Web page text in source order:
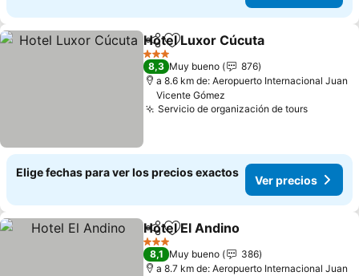
CompartirAgregar a favoritos
Hotel Luxor Cúcuta
3 Estrellas
8,3 Muy bueno
876
a 8.6 km de: Aeropuerto Internacional Juan
Vicente Gómez
Servicio de organización de toursVer
Elige fechas para ver los precios exactos
Ver precios
CompartirAgregar a favoritos
Hotel El Andino
3 Estrellas
8,1 Muy bueno
386
a 8.7 km de: Aeropuerto Internacional Juan